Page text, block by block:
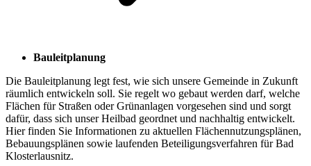
Bauleitplanung
Die Bauleitplanung legt fest, wie sich unsere Gemeinde in Zukunft
räumlich entwickeln soll. Sie regelt wo gebaut werden darf, welche
Flächen für Straßen oder Grünanlagen vorgesehen sind und sorgt
dafür, dass sich unser Heilbad geordnet und nachhaltig entwickelt.
Hier finden Sie Informationen zu aktuellen Flächennutzungsplänen,
Bebauungsplänen sowie laufenden Beteiligungsverfahren für Bad
Klosterlausnitz.